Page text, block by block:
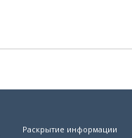
Раскрытие информации